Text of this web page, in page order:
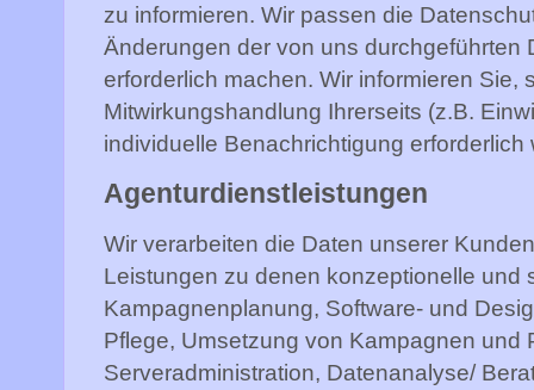
zu informieren. Wir passen die
Änderungen der von uns durchgeführten
erforderlich machen. Wir informieren
Mitwirkungshandlung Ihrerseits (z.B.
individuelle Benachrichtigung erforderlich
Agenturdienstleistungen
Wir verarbeiten die Daten unserer
Leistungen zu denen konzeptionelle und
Kampagnenplanung, Software- und
Pflege, Umsetzung von Kampagnen und
Serveradministration, Datenanalyse/